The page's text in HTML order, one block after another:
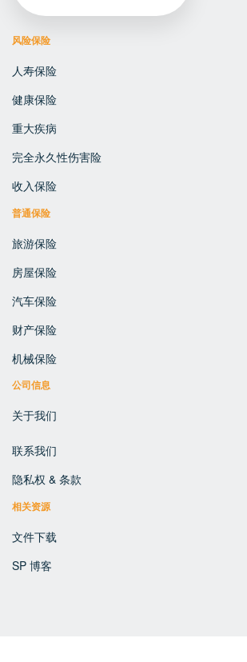
风险保险
人寿保险
健康保险
重大疾病
完全永久性伤害险
收入保险
普通保险
旅游保险
房屋保险
汽车保险
财产保险
机械保险
公司信息
关于我们
联系我们
隐私权 & 条款
相关资源
文件下载
SP 博客